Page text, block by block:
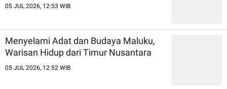
05 JUL 2026, 12:53 WIB
Menyelami Adat dan Budaya Maluku,
Warisan Hidup dari Timur Nusantara
05 JUL 2026, 12:52 WIB